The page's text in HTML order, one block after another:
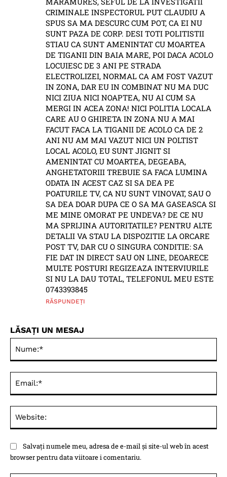
CRIMINALE INSPECTORUL PUT CLAUDIU A
SPUS SA MA DESCURC CUM POT, CA EI NU
SUNT PAZA DE CORP. DESI TOTI POLITISTII
STIAU CA SUNT AMENINTAT CU MOARTEA
DE TIGANII DIN BAIA MARE, POI DACA ACOLO
LOCUIESC DE 3 ANI PE STRADA
ELECTROLIZEI, NORMAL CA AM FOST VAZUT
IN ZONA, DAR EU IN COMBINAT NU MA DUC
NICI ZIUA NICI NOAPTEA, NU AI CUM SA
MERGI IN ACEA ZONA! NICI POLITIA LOCALA
CARE AU O GHIRETA IN ZONA NU A MAI
FACUT FACA LA TIGANII DE ACOLO CA DE 2
ANI NU AM MAI VAZUT NICI UN POLTIST
LOCAL ACOLO, EU SUNT JIGNIT SI
AMENINTAT CU MOARTEA, DEGEABA,
ANGHETATORIII TREBUIE SA FACA LUMINA
ODATA IN ACEST CAZ SI SA DEA PE
POATURILE TV, CA NU SUNT VINOVAT, SAU O
SA DEA DOAR DUPA CE O SA MA GASEASCA SI
ME MINE OMORAT PE UNDEVA? DE CE NU
MA SPRIJINA AUTORITATILE? PENTRU ALTE
DETALII VA STAU LA DISPOZITIE LA ORCARE
POST TV, DAR CU O SINGURA CONDITIE: SA
FIE DAT IN DIRECT SAU ON LINE, DEOARECE
MULTE POSTURI REGIZEAZA INTERVIURILE
SI NU LA DAU TOTAL, TELEFONUL MEU ESTE
0743393845
RĂSPUNDEȚI
LĂSAȚI UN MESAJ
Salvați numele meu, adresa de e-mail și site-ul web în acest
browser pentru data viitoare i comentariu.